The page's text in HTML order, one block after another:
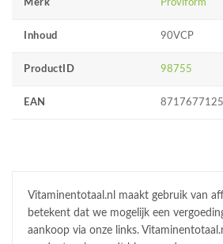
Merk Proviform
Inhoud 90VCP
ProductID 98755
EAN
Vitaminentotaal.nl maakt gebruik van
betekent dat we mogelijk een
aankoop via onze links.